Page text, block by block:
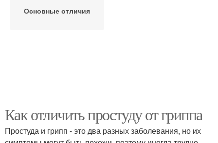
Основные отличия
Как отличить простуду от гриппа
Простуда и грипп - это два разных заболевания, но их